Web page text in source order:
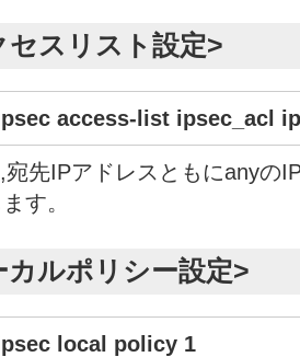
スリスト設定>
access-list ipsec_acl
先IPアドレスともにanyの
す。
ルポリシー設定>
local policy 1